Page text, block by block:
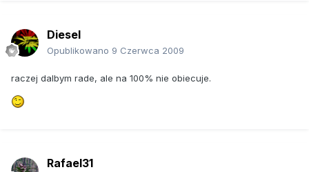
Diesel
Opublikowano 9 Czerwca 2009
raczej dalbym rade, ale na 100% nie obiecuje.
Rafael31